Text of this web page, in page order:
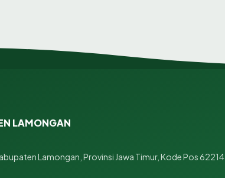
LAMONGAN
Lamongan, Provinsi Jawa Timur, Kode Pos 62214